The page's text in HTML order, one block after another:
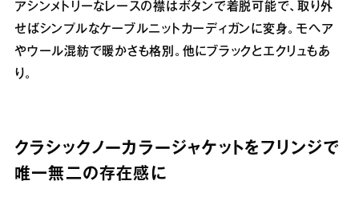
アシンメトリーなレースの襟はボタンで着脱可能で、取り外
せばシンプルなケーブルニットカーディガンに変身。モヘア
やウール混紡で暖かさも格別。他にブラックとエクリュもあ
り。
クラシックノーカラージャケットをフリンジで
唯一無二の存在感に